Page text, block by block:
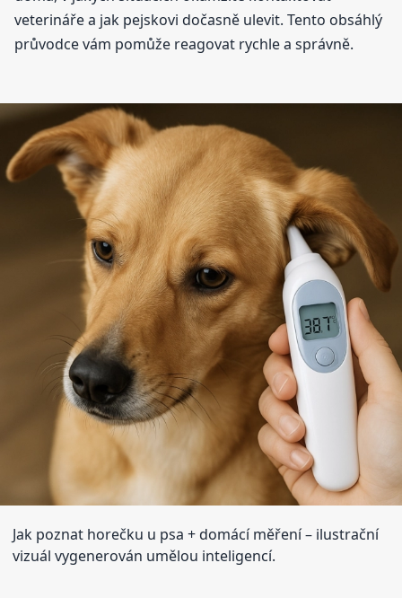
veterináře a jak pejskovi dočasně ulevit. Tento obsáhlý
průvodce vám pomůže reagovat rychle a správně.
Jak poznat horečku u psa + domácí měření– ilustrační
vizuál vygenerován umělou inteligencí.